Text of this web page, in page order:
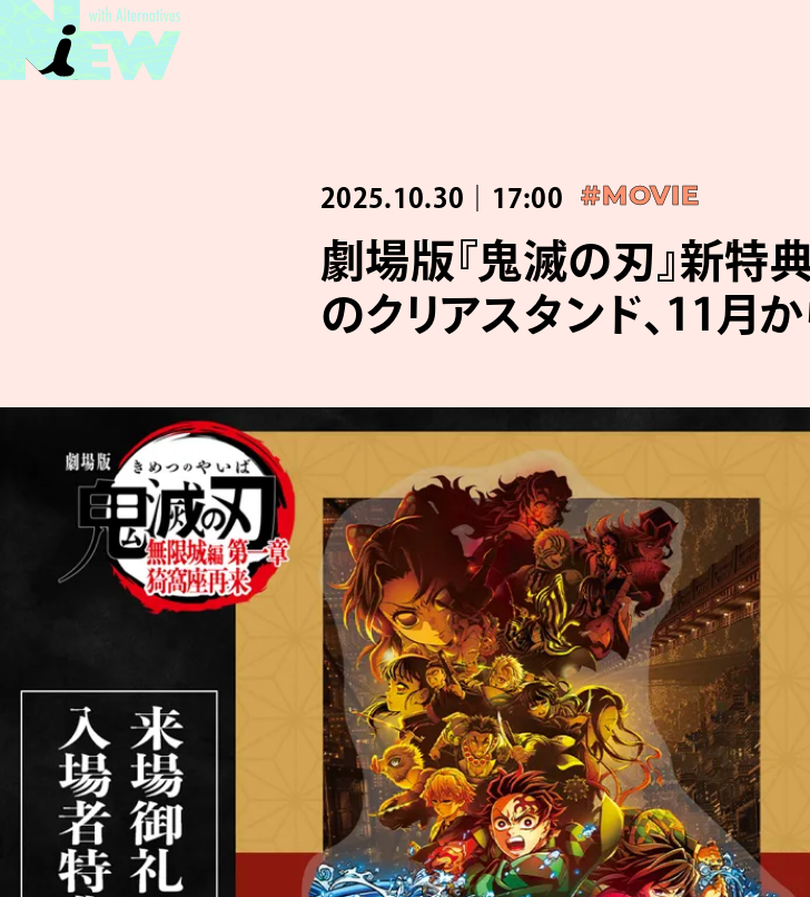
2025.10.30｜17:00 #MOVIE
劇場版『鬼滅の刃』新特
のクリアスタンド、11月